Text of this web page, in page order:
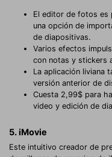
El editor de fotos es
una opción de
de diapositivas.
Varios efectos
con notas y stickers
La aplicación liviana
versión anterior de
Cuesta 2,99$ para
video y edición de
5. iMovie
Este intuitivo creador de